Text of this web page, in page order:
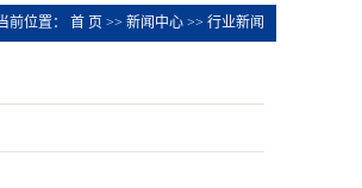
前位置： 首 页 >> 新闻中心 >> 行业新闻